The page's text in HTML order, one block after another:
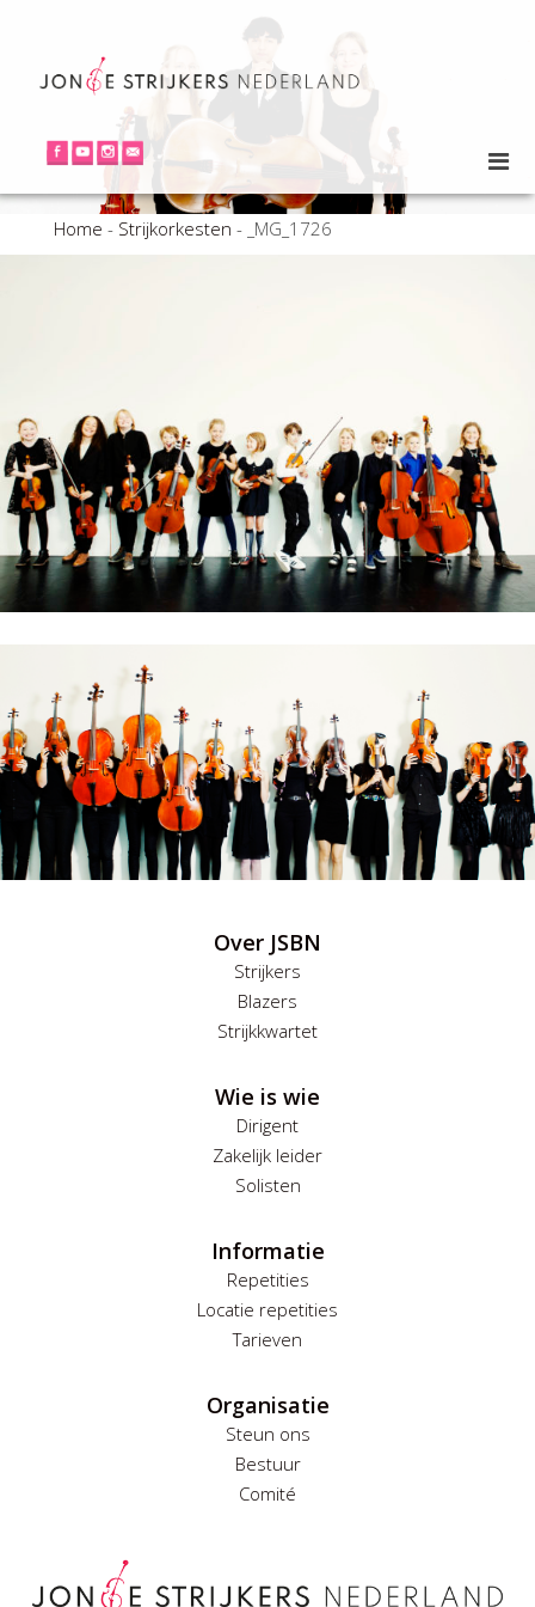
Home - Strijkorkesten - _MG_1726
Over JSBN
Strijkers
Blazers
Strijkkwartet
Wie is wie
Dirigent
Zakelijk leider
Solisten
Informatie
Repetities
Locatie repetities
Tarieven
Organisatie
Steun ons
Bestuur
Comité